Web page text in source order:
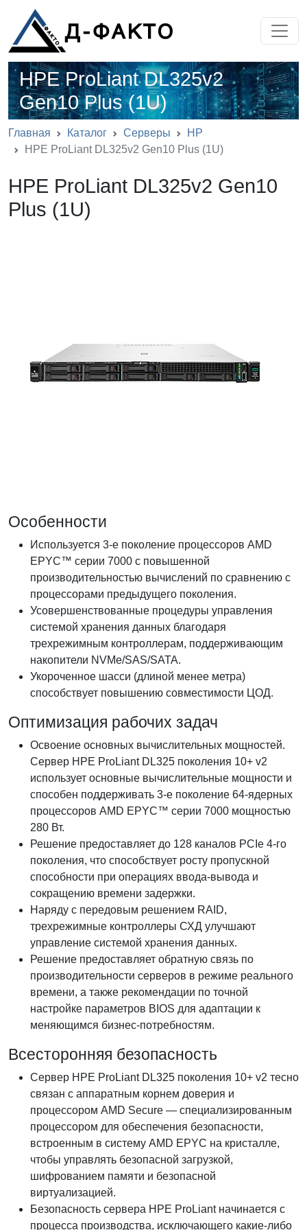
HPE ProLiant DL325v2
Gen10 Plus (1U)
Главная Каталог Серверы
HP
HPE ProLiant DL325v2 Gen10 Plus (1U)
HPE ProLiant DL325v2 Gen10
Plus (1U)
Особенности
Используется 3-е поколение процессоров AMD
EPYC™ серии 7000 с повышенной
производительностью вычислений по сравнению с
процессорами предыдущего поколения.
Усовершенствованные процедуры управления
системой хранения данных благодаря
трехрежимным контроллерам, поддерживающим
накопители NVMe/SAS/SATA.
Укороченное шасси (длиной менее метра)
способствует повышению совместимости ЦОД.
Оптимизация рабочих задач
Освоение основных вычислительных мощностей.
Сервер HPE ProLiant DL325 поколения 10+ v2
использует основные вычислительные мощности и
способен поддерживать 3-е поколение 64-ядерных
процессоров AMD EPYC™ серии 7000 мощностью
280 Вт.
Решение предоставляет до 128 каналов PCIe 4-го
поколения, что способствует росту пропускной
способности при операциях ввода-вывода и
сокращению времени задержки.
Наряду с передовым решением RAID,
трехрежимные контроллеры СХД улучшают
управление системой хранения данных.
Решение предоставляет обратную связь по
производительности серверов в режиме реального
времени, а также рекомендации по точной
настройке параметров BIOS для адаптации к
меняющимся бизнес-потребностям.
Всесторонняя безопасность
Сервер HPE ProLiant DL325 поколения 10+ v2 тесно
связан с аппаратным корнем доверия и
процессором AMD Secure — специализированным
процессором для обеспечения безопасности,
встроенным в систему AMD EPYC на кристалле,
чтобы управлять безопасной загрузкой,
шифрованием памяти и безопасной
виртуализацией.
Безопасность сервера HPE ProLiant начинается с
процесса производства, исключающего какие-либо